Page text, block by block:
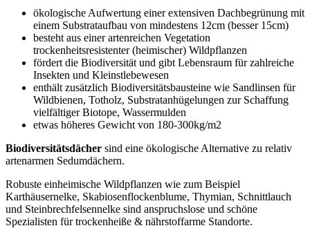
ökologische Aufwertung einer extensiven Dachbegrünung mit
einem Substrataufbau von mindestens 12cm (besser 15cm)
besteht aus einer artenreichen Vegetation
trockenheitsresistenter (heimischer) Wildpflanzen
fördert die Biodiversität und gibt Lebensraum für zahlreiche
Insekten und Kleinstlebewesen
enthält zusätzlich Biodiversitätsbausteine wie Sandlinsen für
Wildbienen, Totholz, Substratanhügelungen zur Schaffung
vielfältiger Biotope, Wassermulden
etwas höheres Gewicht von 180-300kg/m2
Biodiversitätsdächer sind eine ökologische Alternative zu relativ
artenarmen Sedumdächern.
Robuste einheimische Wildpflanzen wie zum Beispiel
Karthäusernelke, Skabiosenflockenblume, Thymian, Schnittlauch
und Steinbrechfelsennelke sind anspruchslose und schöne
Spezialisten für trockenheiße & nährstoffarme Standorte.